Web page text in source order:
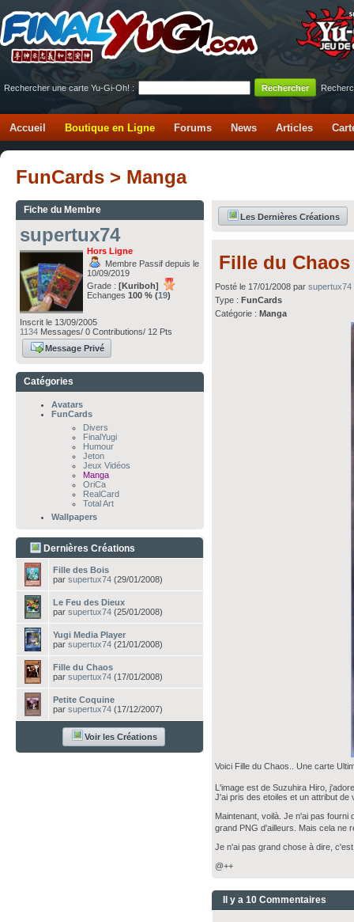
Rechercher une carte Yu-Gi-Oh! :
Accueil Boutique en Ligne Forums News Articles
FunCards > Manga
Fiche du Membre
supertux74
Hors Ligne
Membre Passif depuis le
10/09/2019
Grade : [Kuriboh]
Echanges 100 % (19)
Inscrit le 13/09/2005
1134 Messages/ 0 Contributions/ 12 Pts
Message Privé
Catégories
Avatars
FunCards
Divers
FinalYugi
Humour
Jeton
Jeux Vidéos
Manga
OriCa
RealCard
Total Art
Wallpapers
Dernières Créations
Fille des Bois
par supertux74 (29/01/2008)
Le Feu des Dieux
par supertux74 (25/01/2008)
Yugi Media Player
par supertux74 (21/01/2008)
Fille du Chaos
par supertux74 (17/01/2008)
Petite Coquine
par supertux74 (17/12/2007)
Voir les Créations
Les Dernières Créations
Fille du Chaos
Posté le 17/01/2008 parsupertux74
Type :FunCards
Catégorie :Manga
Voici Fille du Chaos.. Une carte
L'image est de Suzuhira Hiro,
J'ai pris des etoiles et un attribut de
Maintenant, voilà. Je n'ai pas
grand PNG d'ailleurs. Mais cela ne
Je n'ai pas grand chose à dire,
@++
Il y a 10 Commentaires